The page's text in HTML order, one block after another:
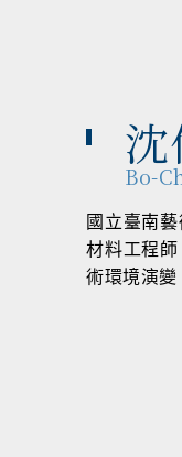
Bo-
國立臺南
材料工程
術環境演變